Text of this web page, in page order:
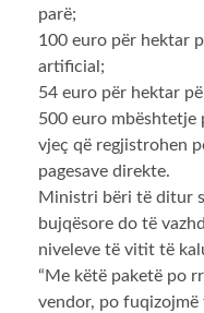
parë;
100 euro për hektar
artificial;
54 euro për hektar
500 euro mbështetje
vjeç që regjistrohen
pagesave direkte.
Ministri bëri të ditur
bujqësore do të
niveleve të vitit të
“Me këtë paketë po
vendor, po